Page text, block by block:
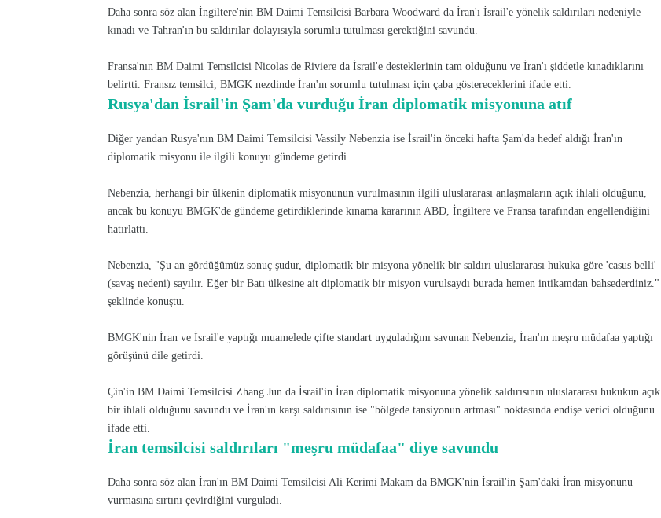
Daha sonra söz alan İngiltere'nin BM Daimi Temsilcisi Barbara Woodward da İran'ı İsrail'e yönelik saldırıları nedeniyle
kınadı ve Tahran'ın bu saldırılar dolayısıyla sorumlu tutulması gerektiğini savundu.
Fransa'nın BM Daimi Temsilcisi Nicolas de Riviere da İsrail'e desteklerinin tam olduğunu ve İran'ı şiddetle kınadıklarını
belirtti. Fransız temsilci, BMGK nezdinde İran'ın sorumlu tutulması için çaba göstereceklerini ifade etti.
Rusya'dan İsrail'in Şam'da vurduğu İran diplomatik misyonuna atıf
Diğer yandan Rusya'nın BM Daimi Temsilcisi Vassily Nebenzia ise İsrail'in önceki hafta Şam'da hedef aldığı İran'ın
diplomatik misyonu ile ilgili konuyu gündeme getirdi.
Nebenzia, herhangi bir ülkenin diplomatik misyonunun vurulmasının ilgili uluslararası anlaşmaların açık ihlali olduğunu,
ancak bu konuyu BMGK'de gündeme getirdiklerinde kınama kararının ABD, İngiltere ve Fransa tarafından engellendiğini
hatırlattı.
Nebenzia, "Şu an gördüğümüz sonuç şudur, diplomatik bir misyona yönelik bir saldırı uluslararası hukuka göre 'casus belli'
(savaş nedeni) sayılır. Eğer bir Batı ülkesine ait diplomatik bir misyon vurulsaydı burada hemen intikamdan bahsederdiniz."
şeklinde konuştu.
BMGK'nin İran ve İsrail'e yaptığı muamelede çifte standart uyguladığını savunan Nebenzia, İran'ın meşru müdafaa yaptığı
görüşünü dile getirdi.
Çin'in BM Daimi Temsilcisi Zhang Jun da İsrail'in İran diplomatik misyonuna yönelik saldırısının uluslararası hukukun açık
bir ihlali olduğunu savundu ve İran'ın karşı saldırısının ise "bölgede tansiyonun artması" noktasında endişe verici olduğunu
ifade etti.
İran temsilcisi saldırıları "meşru müdafaa" diye savundu
Daha sonra söz alan İran'ın BM Daimi Temsilcisi Ali Kerimi Makam da BMGK'nin İsrail'in Şam'daki İran misyonunu
vurmasına sırtını çevirdiğini vurguladı.